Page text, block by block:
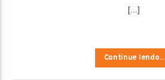
[...]
Continue lendo...